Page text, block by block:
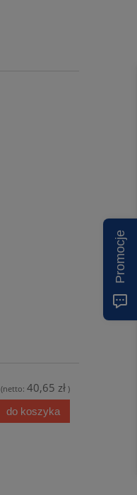
(netto: 40,65 zł)
do koszyka
Promocje